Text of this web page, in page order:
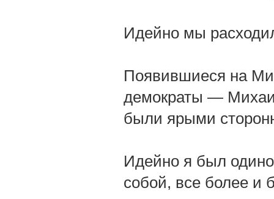
Идейно мы
Появившиеся на
демократы —
были ярыми
Идейно я был
собой, все более и